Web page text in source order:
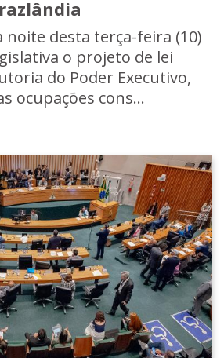
noite desta terça-feira (10)
o projeto de lei
do Poder Executivo,
ocupações cons...